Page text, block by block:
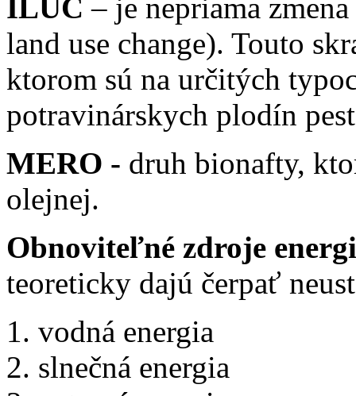
ILUC – je nepriama
land use change). Touto
ktorom sú na určitých
potravinárskych plodín
MERO - druh bionafty,
olejnej.
Obnoviteľné zdroje
teoreticky dajú čerpať
vodná energia
slnečná energia